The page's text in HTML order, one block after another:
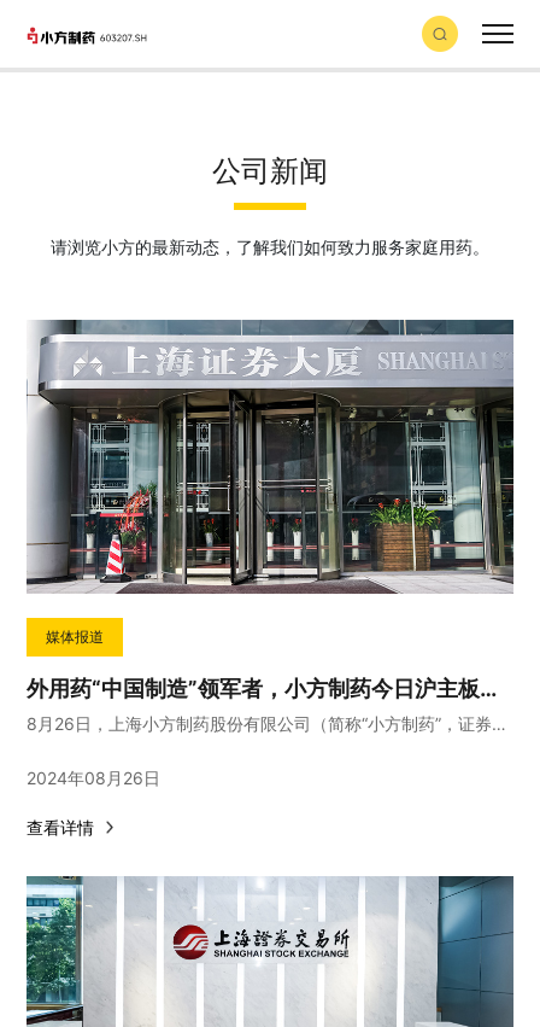
公司新闻
请浏览小方的最新动态，了解我们如何致力服务家庭用药。
媒体报道
外用药“中国制造”领军者，小方制药今日沪主板上市
8月26日，上海小方制药股份有限公司（简称“小方制药”，证券代码“603207”）正式登陆上交所主板。
2024年08月26日
查看详情